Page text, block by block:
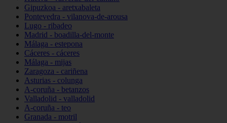
Gipuzkoa - aretxabaleta
Pontevedra - vilanova-de-arousa
Lugo - ribadeo
Madrid - boadilla-del-monte
Málaga - estepona
Cáceres - cáceres
Málaga - mijas
Zaragoza - cariñena
Asturias - colunga
A-coruña - betanzos
Valladolid - valladolid
A-coruña - teo
Granada - motril